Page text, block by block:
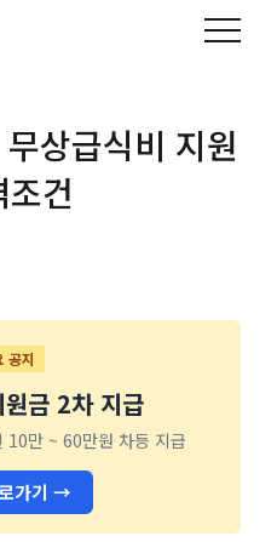
무상급식비 지원
건
공지
금 2차 지급
10만 ~ 60만원 차등 지급
가기 →